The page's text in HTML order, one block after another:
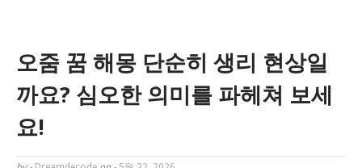
오줌 꿈 해몽 단순히 생리 현상일
까요? 심오한 의미를 파헤쳐 보세
요!